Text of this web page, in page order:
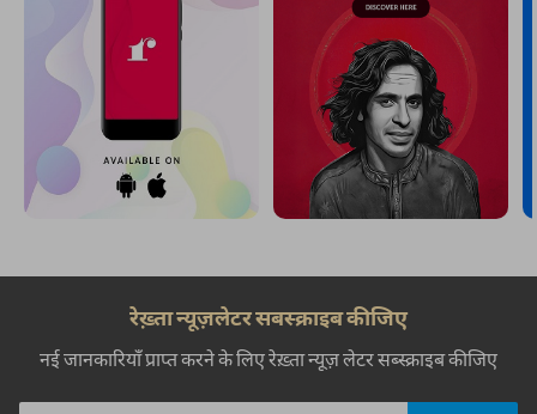
रेख़्ता न्यूज़लेटर सबस्क्राइब कीजिए
नई जानकारियाँ प्राप्त करने के लिए रेख़्ता न्यूज़ लेटर सब्स्क्राइब कीजिए